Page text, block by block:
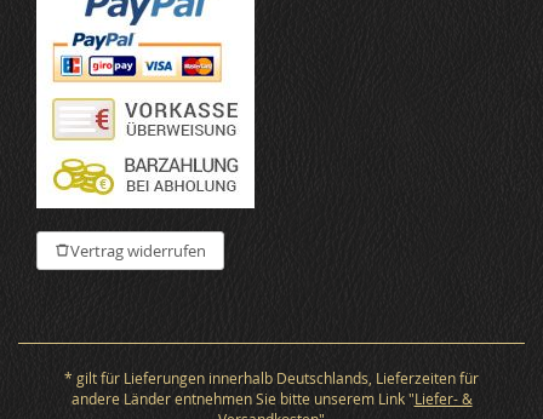
Vertrag widerrufen
* gilt für Lieferungen innerhalb Deutschlands, Lieferzeiten für
andere Länder entnehmen Sie bitte unserem Link "Liefer- &